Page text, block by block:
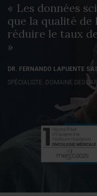
« Les données
que la qualité
réduire le taux
»
DR. FERNANDO LAPUENTE
SPÉCIALISTE. DOMAINE DES